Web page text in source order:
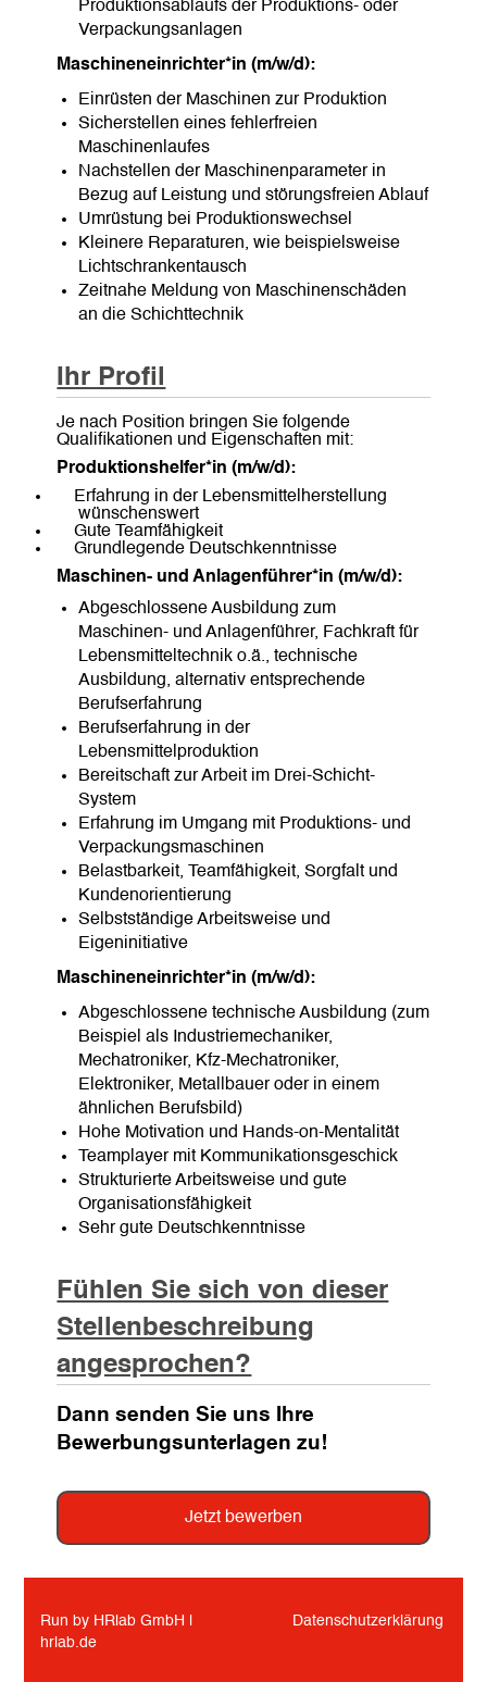
Produktionsablaufs der Produktions- oder
Verpackungsanlagen
Maschineneinrichter*in (m/w/d):
Einrüsten der Maschinen zur Produktion
Sicherstellen eines fehlerfreien
Maschinenlaufes
Nachstellen der Maschinenparameter in
Bezug auf Leistung und störungsfreien Ablauf
Umrüstung bei Produktionswechsel
Kleinere Reparaturen, wie beispielsweise
Lichtschrankentausch
Zeitnahe Meldung von Maschinenschäden
an die Schichttechnik
Ihr Profil
Je nach Position bringen Sie folgende
Qualifikationen und Eigenschaften mit:
Produktionshelfer*in (m/w/d):
Erfahrung in der Lebensmittelherstellung
wünschenswert
Gute Teamfähigkeit
Grundlegende Deutschkenntnisse
Maschinen- und Anlagenführer*in (m/w/d):
Abgeschlossene Ausbildung zum
Maschinen- und Anlagenführer, Fachkraft für
Lebensmitteltechnik o.ä., technische
Ausbildung, alternativ entsprechende
Berufserfahrung
Berufserfahrung in der
Lebensmittelproduktion
Bereitschaft zur Arbeit im Drei-Schicht-
System
Erfahrung im Umgang mit Produktions- und
Verpackungsmaschinen
Belastbarkeit, Teamfähigkeit, Sorgfalt und
Kundenorientierung
Selbstständige Arbeitsweise und
Eigeninitiative
Maschineneinrichter*in (m/w/d):
Abgeschlossene technische Ausbildung (zum
Beispiel als Industriemechaniker,
Mechatroniker, Kfz-Mechatroniker,
Elektroniker, Metallbauer oder in einem
ähnlichen Berufsbild)
Hohe Motivation und Hands-on-Mentalität
Teamplayer mit Kommunikationsgeschick
Strukturierte Arbeitsweise und gute
Organisationsfähigkeit
Sehr gute Deutschkenntnisse
Fühlen Sie sich von dieser
Stellenbeschreibung
angesprochen?
Dann senden Sie uns Ihre
Bewerbungsunterlagen zu!
Jetzt bewerben
Run by HRlab GmbH |
hrlab.de
Datenschutzerklärung